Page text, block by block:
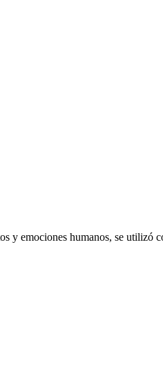
emociones humanos, se utilizó